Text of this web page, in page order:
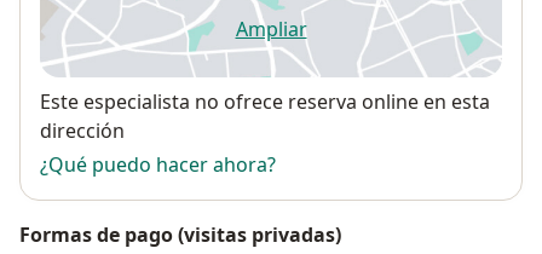
Ampliarse abre en una nueva
Disponibilidad
Este especialista no ofrece reserva online en esta
dirección
¿Qué puedo hacer ahora?
Formas de pago (visitas privadas)